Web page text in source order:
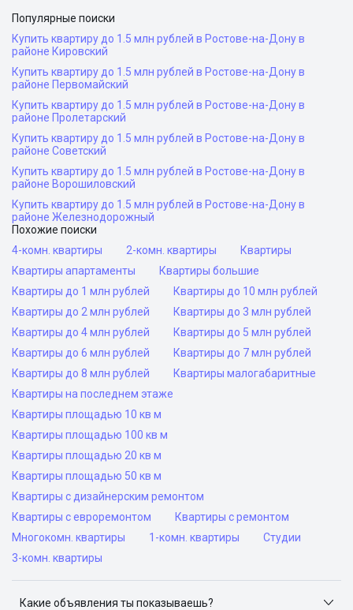
Популярные поиски
Купить квартиру до 1.5 млн рублей в Ростове-на-Дону в
районе Кировский
Купить квартиру до 1.5 млн рублей в Ростове-на-Дону в
районе Первомайский
Купить квартиру до 1.5 млн рублей в Ростове-на-Дону в
районе Пролетарский
Купить квартиру до 1.5 млн рублей в Ростове-на-Дону в
районе Советский
Купить квартиру до 1.5 млн рублей в Ростове-на-Дону в
районе Ворошиловский
Купить квартиру до 1.5 млн рублей в Ростове-на-Дону в
районе Железнодорожный
Похожие поиски
4-комн. квартиры
2-комн. квартиры
Квартиры
Квартиры апартаменты
Квартиры большие
Квартиры до 1 млн рублей
Квартиры до 10 млн рублей
Квартиры до 2 млн рублей
Квартиры до 3 млн рублей
Квартиры до 4 млн рублей
Квартиры до 5 млн рублей
Квартиры до 6 млн рублей
Квартиры до 7 млн рублей
Квартиры до 8 млн рублей
Квартиры малогабаритные
Квартиры на последнем этаже
Квартиры площадью 10 кв м
Квартиры площадью 100 кв м
Квартиры площадью 20 кв м
Квартиры площадью 50 кв м
Квартиры с дизайнерским ремонтом
Квартиры с евроремонтом
Квартиры с ремонтом
Многокомн. квартиры
1-комн. квартиры
Студии
3-комн. квартиры
Какие объявления ты показываешь?